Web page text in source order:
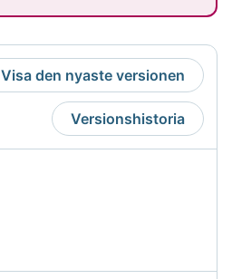
Visa den nyaste versionen
Versionshistoria